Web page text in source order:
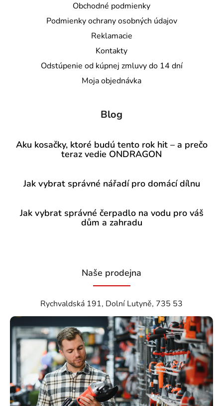
Obchodné podmienky
Podmienky ochrany osobných údajov
Reklamacie
Kontakty
Odstúpenie od kúpnej zmluvy do 14 dní
Moja objednávka
Blog
Aku kosačky, ktoré budú tento rok hit – a prečo
teraz vedie ONDRAGON
Jak vybrat správné nářadí pro domácí dílnu
Jak vybrat správné čerpadlo na vodu pro váš
dům a zahradu
Naše prodejna
Rychvaldská 191, Dolní Lutyně, 735 53